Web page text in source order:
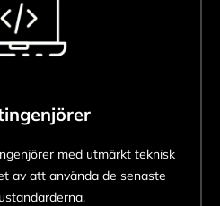
med utmärkt teknisk
av att använda de senaste